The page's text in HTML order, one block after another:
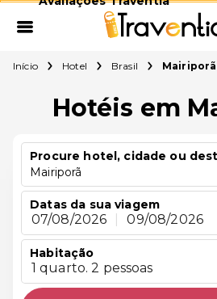
Início Hotel Brasil Mairiporã
Hotéis em
Procure hotel, cidade ou
Mairiporã
Datas da sua viagem
07/08/2026 09/08/2026
Habitação
1 quarto. 2 pessoas